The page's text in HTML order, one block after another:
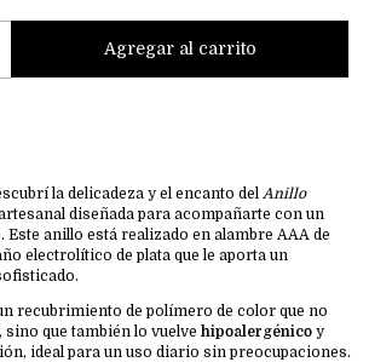
la delicadeza y el encanto del Anillo
diseñada para acompañarte con un
Este anillo está realizado en alambre AAA de
electrolítico de plata que le aporta un
recubrimiento de polímero de color que no
sino que también lo vuelve hipoalergénico y
ideal para un uso diario sin preocupaciones.